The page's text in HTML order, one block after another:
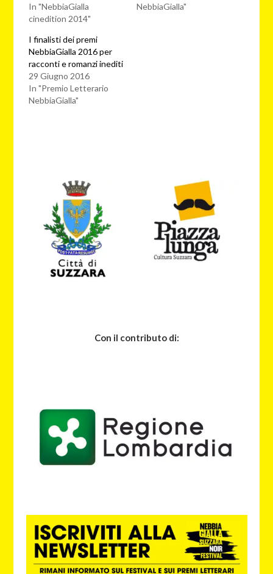
In "NebbiaGialla
cinedition 2014"
NebbiaGialla"
I finalisti dei premi
NebbiaGialla 2016 per
racconti e romanzi inediti
29 Giugno 2016
In "Premio Letterario
NebbiaGialla"
Con il contributo di: